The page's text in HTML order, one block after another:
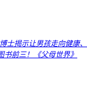
士揭示让男孩走向健康、
前三！《父母世界》